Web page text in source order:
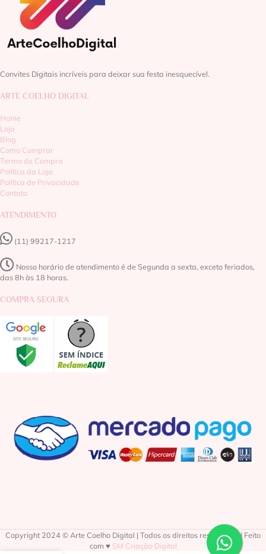
Convites Digitais incríveis para deixar sua festa inesquecível.
ARTE COELHO DIGITAL
Home
Loja
Blog
Como Comprar
Termo de Compra
Política da Loja
Política de Privacidade
Contato
ATENDIMENTO
(11) 99217-1217‬
Nosso horário de atendimento é de Segunda a sexta, exceto feriados,
das 8h às 18 horas.
COMPRA SEGURA
Copyright 2024 © Arte Coelho Digital | Todos os direitos reservados | Feito
com ♥ SM Criação Digital